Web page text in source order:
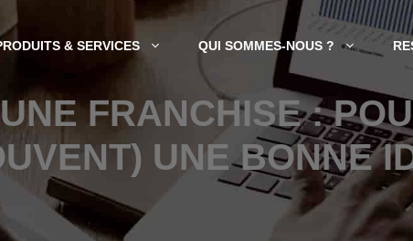
& SERVICES QUI SOMMES-NOUS ?
FRANCHISE :
UNE BONNE